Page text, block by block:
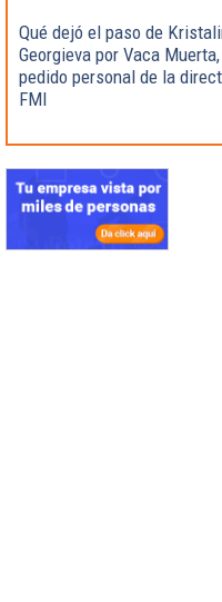
Qué dejó el paso de
Georgieva por Vaca
pedido personal de la
FMI